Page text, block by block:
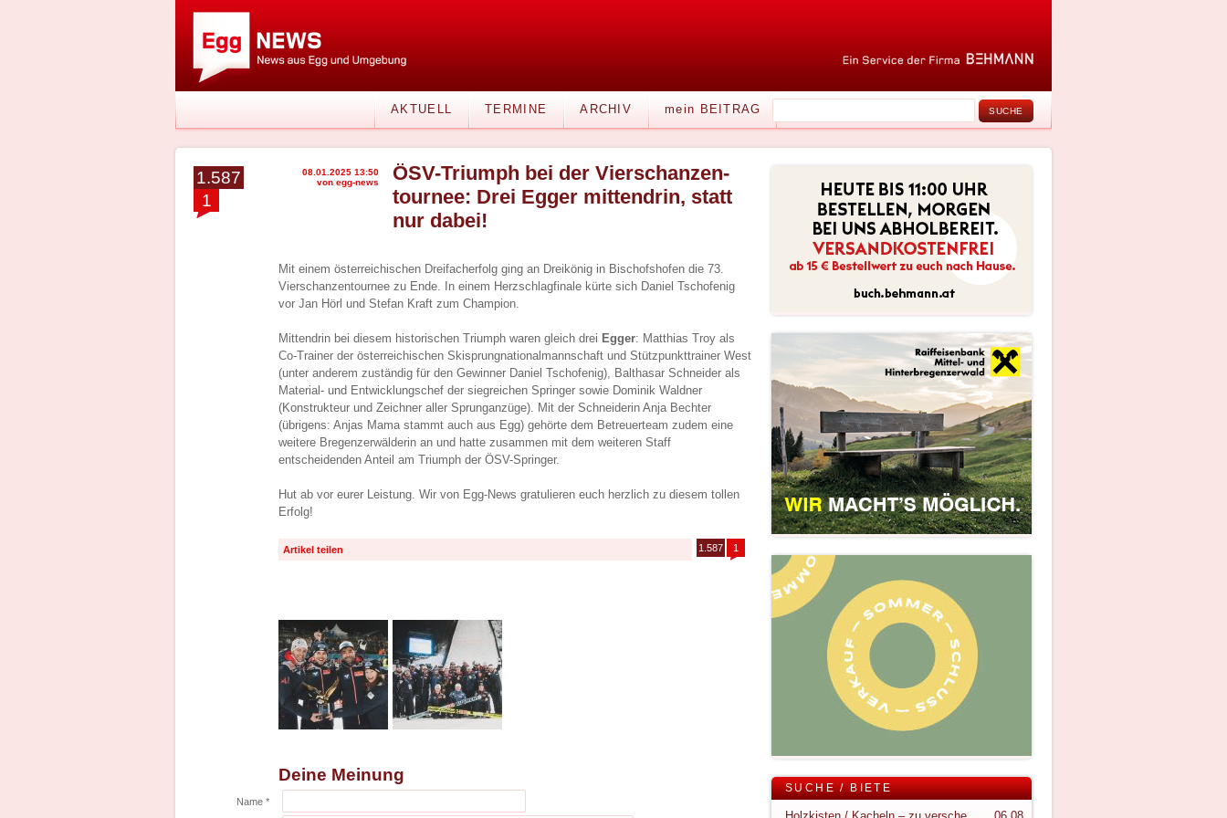
AKTUELL TERMINE ARCHIV mein BEITRAG
1.587
1
08.01.2025 13:50
von egg-news
ÖSV-Triumph bei der Vierschanzen-
tournee: Drei Egger mittendrin, statt
nur dabei!
Mit einem österreichischen Dreifacherfolg ging an Dreikönig in Bischofshofen die 73.
Vierschanzentournee zu Ende. In einem Herzschlagfinale kürte sich Daniel Tschofenig
vor Jan Hörl und Stefan Kraft zum Champion.
Mittendrin bei diesem historischen Triumph waren gleich drei Egger: Matthias Troy als
Co-Trainer der österreichischen Skisprungnationalmannschaft und Stützpunkttrainer West
(unter anderem zuständig für den Gewinner Daniel Tschofenig), Balthasar Schneider als
Material- und Entwicklungschef der siegreichen Springer sowie Dominik Waldner
(Konstrukteur und Zeichner aller Sprunganzüge). Mit der Schneiderin Anja Bechter
(übrigens: Anjas Mama stammt auch aus Egg) gehörte dem Betreuerteam zudem eine
weitere Bregenzerwälderin an und hatte zusammen mit dem weiteren Staff
entscheidenden Anteil am Triumph der ÖSV-Springer.
Hut ab vor eurer Leistung. Wir von Egg-News gratulieren euch herzlich zu diesem tollen
Erfolg!
Artikel teilen 1.587 1
Deine Meinung
Name *
SUCHE / BIETE